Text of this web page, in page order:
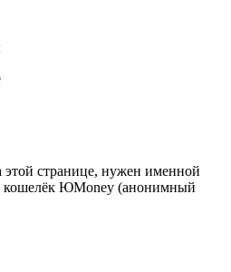
этой странице, нужен именной
ЮMoney (анонимный